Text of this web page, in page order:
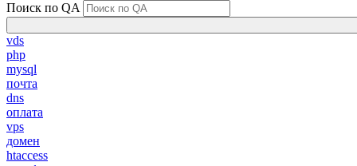
Поиск по QA
vds
php
mysql
почта
dns
оплата
vps
домен
htaccess